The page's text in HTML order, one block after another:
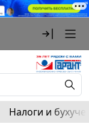
Налоги и